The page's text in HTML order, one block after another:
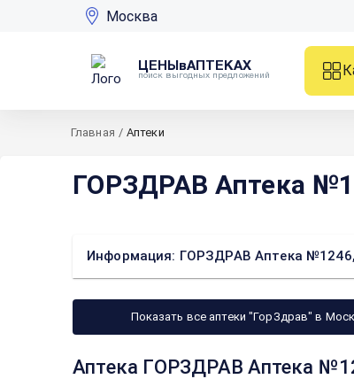
Москва
ЦЕНЫвАПТЕКАХ
поиск выгодных предложений
Главная / Аптеки
ГОРЗДРАВ Аптека
Информация: ГОРЗДРАВ Аптека
Показать все аптеки "ГорЗдрав" в
Аптека ГОРЗДРАВ Аптека